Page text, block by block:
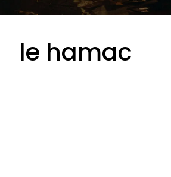
le hamac